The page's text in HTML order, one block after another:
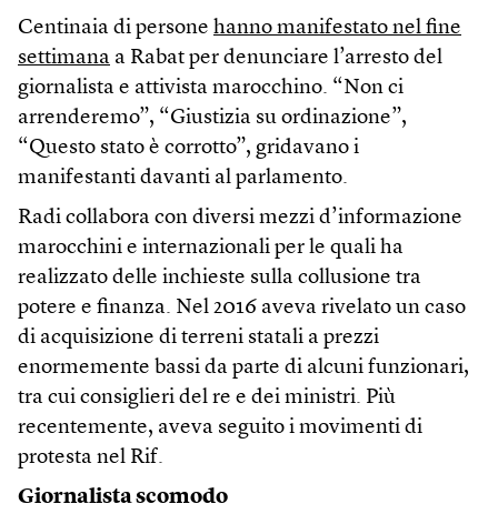
Centinaia di persone hanno manifestato nel fine
settimana a Rabat per denunciare l’arresto del
giornalista e attivista marocchino. “Non ci
arrenderemo”, “Giustizia su ordinazione”,
“Questo stato è corrotto”, gridavano i
manifestanti davanti al parlamento.
Radi collabora con diversi mezzi d’informazione
marocchini e internazionali per le quali ha
realizzato delle inchieste sulla collusione tra
potere e finanza. Nel 2016 aveva rivelato un caso
di acquisizione di terreni statali a prezzi
enormemente bassi da parte di alcuni funzionari,
tra cui consiglieri del re e dei ministri. Più
recentemente, aveva seguito i movimenti di
protesta nel Rif.
Giornalista scomodo